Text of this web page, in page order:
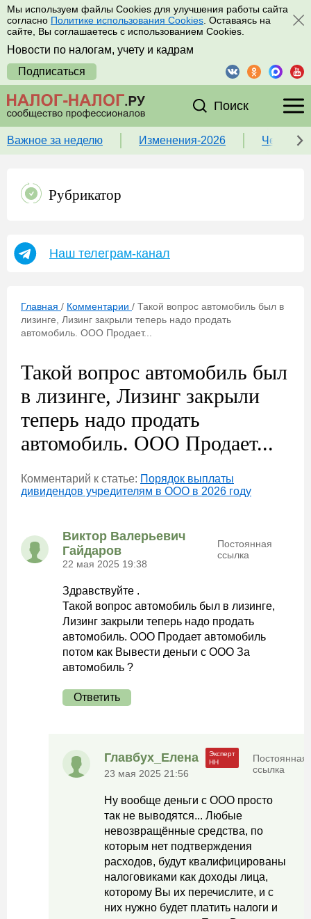
Мы используем файлы Cookies для улучшения работы сайта
согласно Политике использования Cookies . Оставаясь на
сайте, Вы соглашаетесь с использованием Cookies.
Новости по налогам, учету и кадрам
Подписаться
Поиск
Важное за неделю Изменения-2026 Чек-
Рубрикатор
Наш телеграм-канал
Главная / Комментарии / Такой вопрос автомобиль был в
лизинге, Лизинг закрыли теперь надо продать
автомобиль. ООО Продает...
Такой вопрос автомобиль был
в лизинге, Лизинг закрыли
теперь надо продать
автомобиль. ООО Продает...
Комментарий к статье: Порядок выплаты
дивидендов учредителям в ООО в 2026 году
Виктор Валерьевич
Гайдаров
22 мая 2025 19:38
Постоянная
ссылка
Здравствуйте .
Такой вопрос автомобиль был в лизинге,
Лизинг закрыли теперь надо продать
автомобиль. ООО Продает автомобиль
потом как Вывести деньги с ООО За
автомобиль ?
Ответить
Главбух_Елена
23 мая 2025 21:56
Постоянная
ссылка
Ну вообще деньги с ООО просто
так не выводятся... Любые
невозвращённые средства, по
которым нет подтверждения
расходов, будут квалифицированы
налоговиками как доходы лица,
которому Вы их перечислите, и с
них нужно будет платить налоги и